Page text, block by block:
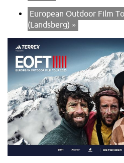
European Outdoor Film
(Landsberg) »